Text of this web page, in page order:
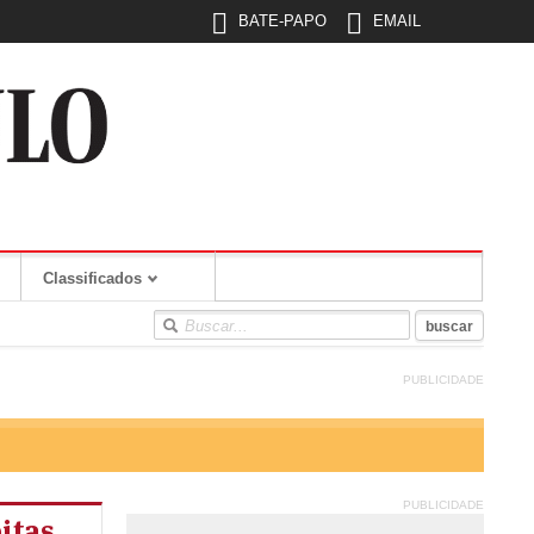
BATE-PAPO EMAIL
Classificados
PUBLICIDADE
PUBLICIDADE